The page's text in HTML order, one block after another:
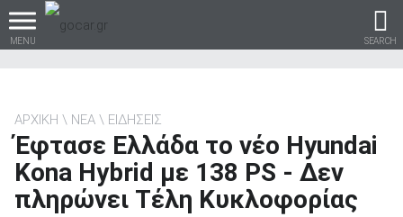
MENU SEARCH
Βρες τα πάντα για το
αυτοκίνητο!
ΑΡΧΙΚΗ ΝΕΑ ΕΙΔΗΣΕΙΣ
Έφτασε Ελλάδα το νέο Hyundai
Kona Hybrid με 138 PS - Δεν
πληρώνει Τέλη Κυκλοφορίας